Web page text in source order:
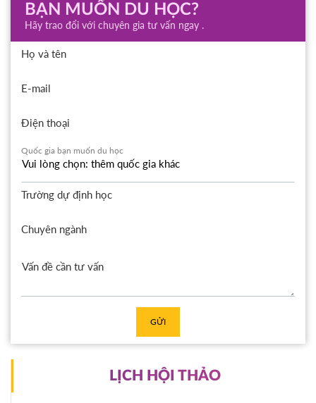
BẠN MUỐN DU HỌC?
Hãy trao đổi với chuyên gia tư vấn ngay .
Họ và tên
E-mail
Điện thoại
Quốc gia bạn muốn du học
Trường dự định học
Chuyên ngành
GỬI
LỊCH HỘI THẢO